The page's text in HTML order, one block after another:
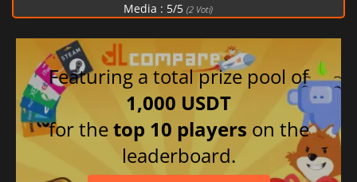
Media : 5/5 (2Voti)
Featuring a total prize pool of
1,000 USDT
for thetop 10 players on the
leaderboard.